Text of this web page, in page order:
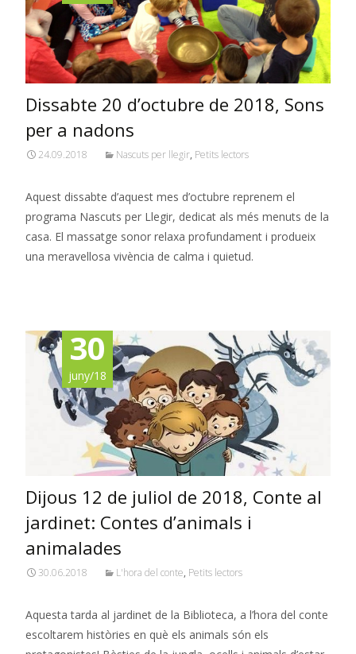
Dissabte 20 d’octubre de 2018, Sons
per a nadons
24.09.2018 Nascuts per llegir, Petits lectors
Aquest dissabte d’aquest mes d’octubre reprenem el
programa Nascuts per Llegir, dedicat als més menuts de la
casa. El massatge sonor relaxa profundament i produeix
una meravellosa vivència de calma i quietud.
30
juny/18
Dijous 12 de juliol de 2018, Conte al
jardinet: Contes d’animals i
animalades
30.06.2018 L'hora del conte, Petits lectors
Aquesta tarda al jardinet de la Biblioteca, a l’hora del conte
escoltarem històries en què els animals són els